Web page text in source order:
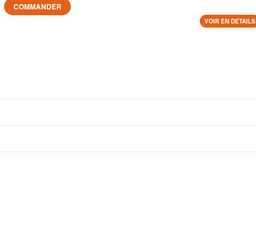
COMMANDER
VOIR EN DETAILS